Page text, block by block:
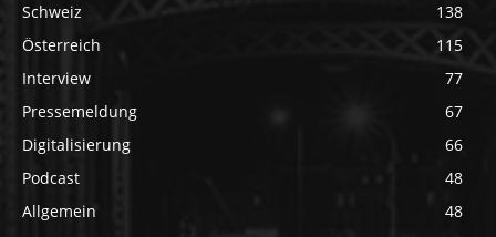
Schweiz
138
Österreich
115
Interview
77
Pressemeldung
67
Digitalisierung
66
Podcast
48
Allgemein
48